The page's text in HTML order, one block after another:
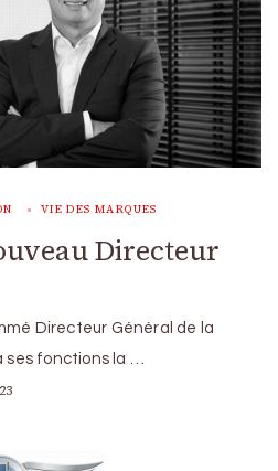
VIE DES MARQUES
Directeur
Directeur Général de la
ses fonctions la …